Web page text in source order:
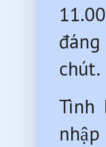
chút.
Tình